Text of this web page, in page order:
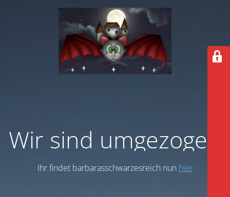
Wir sind umgezogen
Ihr findet barbarasschwarzesreich nun hier